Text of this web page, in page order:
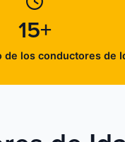
15+
de los conductores de